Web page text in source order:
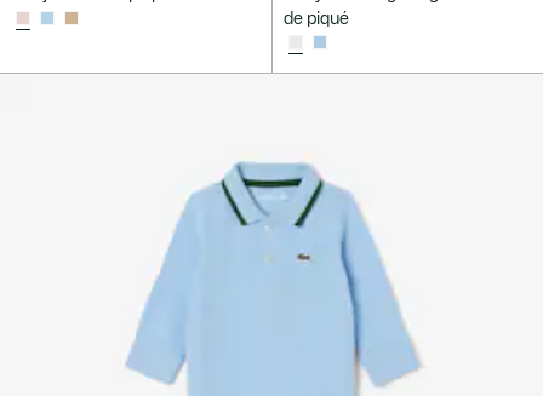
de piqué